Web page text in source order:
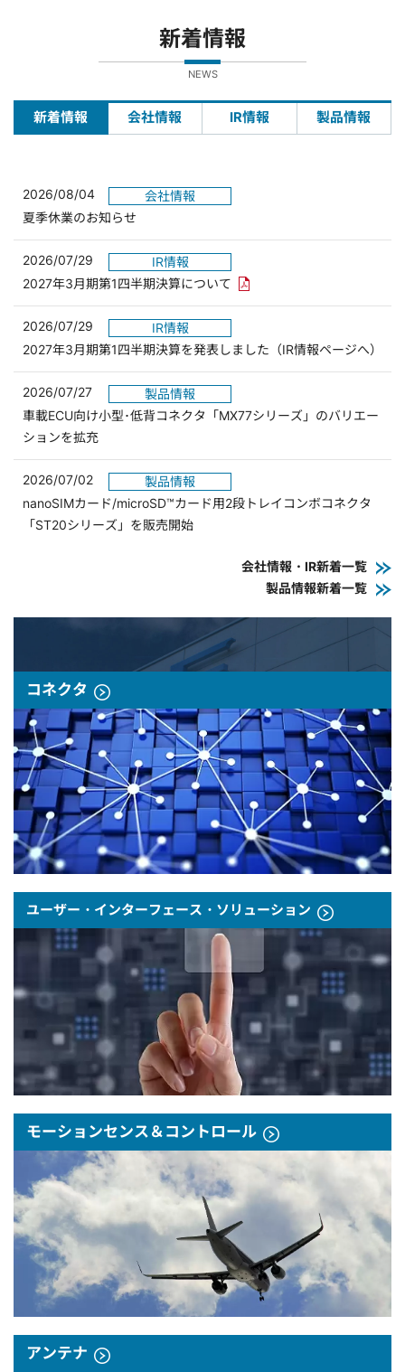
新着情報
NEWS
新着情報 会社情報 IR情報 製品情報
2026/08/04
会社情報
夏季休業のお知らせ
2026/07/29
IR情報
2027年3月期第1四半期決算について PDFリンクを新しいウィンド
2026/07/29
IR情報
2027年3月期第1四半期決算を発表しました（IR情報ページへ）
2026/07/27
製品情報
車載ECU向け小型･低背コネクタ「MX77シリーズ」のバリエー
ションを拡充
2026/07/02
製品情報
nanoSIMカード/microSD™カード用2段トレイコンボコネクタ
「ST20シリーズ」を販売開始
会社情報・IR新着一覧
製品情報新着一覧
コネクタ
ユーザー・インターフェース・ソリューション
モーションセンス＆コントロール
アンテナ